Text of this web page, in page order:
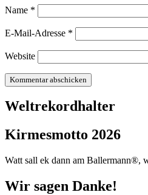
Name *
E-Mail-Adresse *
Website
Weltrekordhalter
Kirmesmotto 2026
Watt sall ek dann am Ballermann®,
Wir sagen Danke!